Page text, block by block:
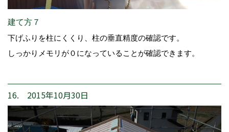
建て方７
下げふりを柱にくくり、柱の垂直精度の確認です。
しっかりメモリが０になっていることが確認できます。
16. 2015年10月30日